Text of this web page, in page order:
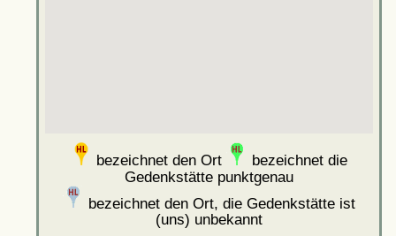
bezeichnet den Ort
bezeichnet die
Gedenkstätte punktgenau
bezeichnet den Ort, die Gedenkstätte ist
(uns) unbekannt